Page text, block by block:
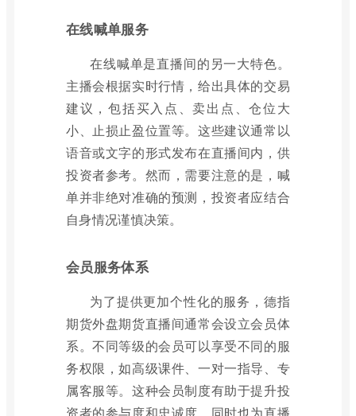
在线喊单服务
在线喊单是直播间的另一大特色。
主播会根据实时行情，给出具体的交易
建议，包括买入点、卖出点、仓位大
小、止损止盈位置等。这些建议通常以
语音或文字的形式发布在直播间内，供
投资者参考。然而，需要注意的是，喊
单并非绝对准确的预测，投资者应结合
自身情况谨慎决策。
会员服务体系
为了提供更加个性化的服务，德指
期货外盘期货直播间通常会设立会员体
系。不同等级的会员可以享受不同的服
务权限，如高级课件、一对一指导、专
属客服等。这种会员制度有助于提升投